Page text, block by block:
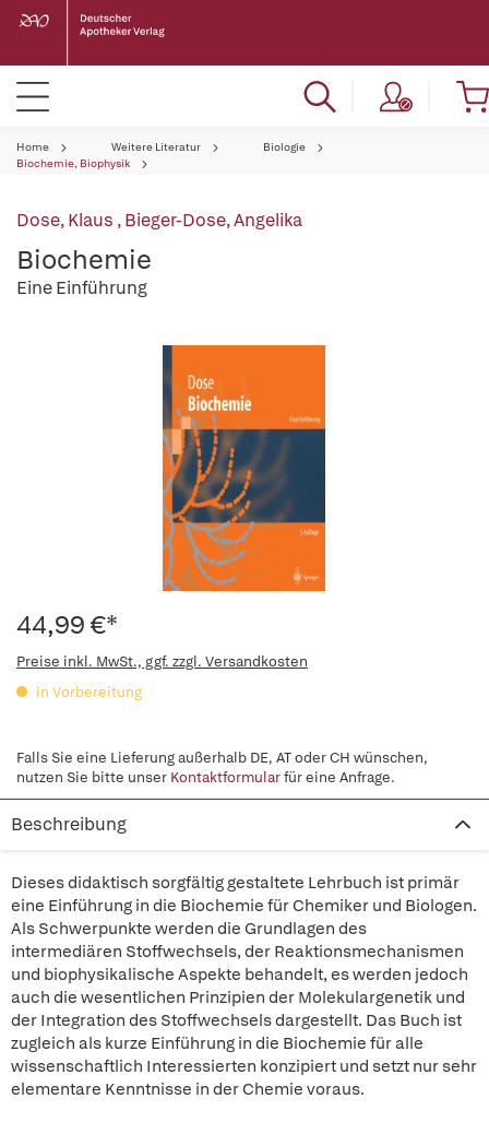
Home Weitere Literatur
Biologie
Biochemie, Biophysik
Dose, Klaus ,Bieger-Dose, Angelika
Biochemie
Eine Einführung
44,99 €*
Preise inkl. MwSt., ggf. zzgl. Versandkosten
in Vorbereitung
Falls Sie eine Lieferung außerhalb DE, AT oder CH wünschen,
nutzen Sie bitte unser Kontaktformularfür eine Anfrage.
Beschreibung
Dieses didaktisch sorgfältig gestaltete Lehrbuch ist primär
eine Einführung in die Biochemie für Chemiker und Biologen.
Als Schwerpunkte werden die Grundlagen des
intermediären Stoffwechsels, der Reaktionsmechanismen
und biophysikalische Aspekte behandelt, es werden jedoch
auch die wesentlichen Prinzipien der Molekulargenetik und
der Integration des Stoffwechsels dargestellt. Das Buch ist
zugleich als kurze Einführung in die Biochemie für alle
wissenschaftlich Interessierten konzipiert und setzt nur sehr
elementare Kenntnisse in der Chemie voraus.